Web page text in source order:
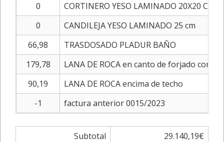
0
CORTINERO YESO LAMINADO 20X20 CM
0
CANDILEJA YESO LAMINADO 25 cm
66,98
TRASDOSADO PLADUR BAÑO
179,78
LANA DE ROCA en canto de forjado con
90,19
LANA DE ROCA encima de techo
-1
factura anterior 0015/2023
Subtotal
29.140,19€